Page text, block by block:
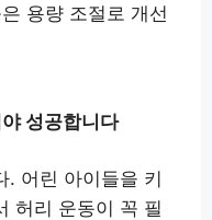
용량 조절로 개선
성공합니다
. 어린 아이들을 키
허리 운동이 꼭 필